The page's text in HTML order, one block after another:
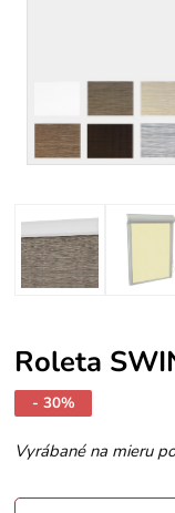
Roleta
- 30%
Vyrábané na mieru